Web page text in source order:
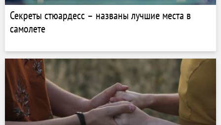
Секреты стюардесс – названы лучшие места в
самолете